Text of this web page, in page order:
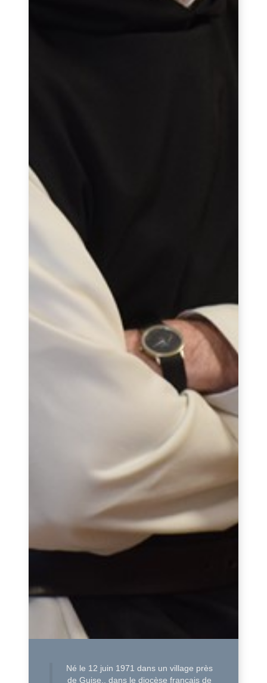
Né le 12 juin 1971 dans un village près
de Guise,, dans le diocèse français de